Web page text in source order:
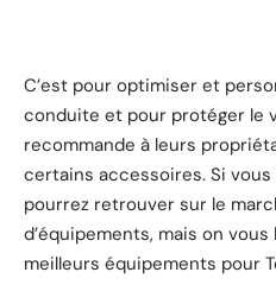
C’est pour optimiser et
conduite et pour protéger le
recommande à leurs
certains accessoires. Si vous
pourrez retrouver sur le
d’équipements, mais on
meilleurs équipements pour